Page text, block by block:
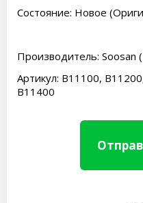
Состояние: Новое
Производитель:
Артикул: B11100,
B11400